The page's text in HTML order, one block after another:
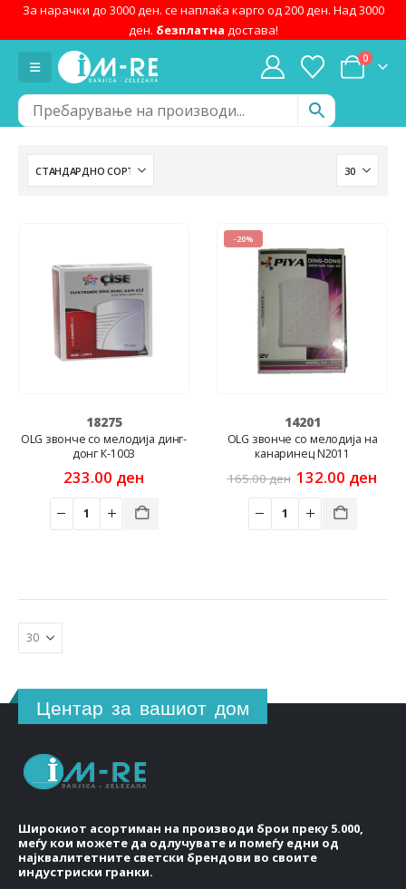
За нарачки до 3000 ден. се наплаќа карго од 200 ден. Над 3000
ден. безплатна достава!
0
18275
OLG звонче со мелодија динг-
донг К-1003
233.00 ден
-20%
14201
OLG звонче со мелодија на
канаринец N2011
165.00ден Original
was:
165.00 ден.
132.00 ден
Центар за вашиот дом
Широкиот асортиман на производи брои преку 5.000,
меѓу кои можете да одлучувате и помеѓу едни од
најквалитетните светски брендови во своите
индустриски гранки.